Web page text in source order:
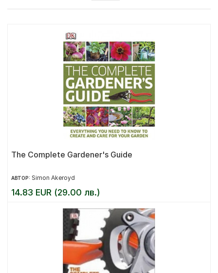
The Complete Gardener's Guide
АВТОР: Simon Akeroyd
14.83 EUR (29.00 лв.)